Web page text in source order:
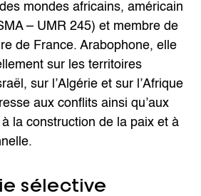
mondes africains, américain
– UMR 245) et membre de
de France. Arabophone, elle
sur les territoires
sur l’Algérie et sur l’Afrique
aux conflits ainsi qu’aux
la construction de la paix et à
sélective